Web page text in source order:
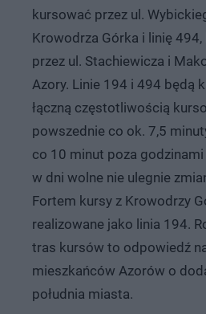
kursować przez ul.
Krowodrza Górka i linię
przez ul. Stachiewicza i
Azory. Linie 194 i 494 będą
łączną częstotliwością
powszednie co ok. 7,5
co 10 minut poza
w dni wolne nie ulegnie
Fortem kursy z Krowodrzy
realizowane jako linia 194.
tras kursów to odpowiedź
mieszkańców Azorów o
południa miasta.